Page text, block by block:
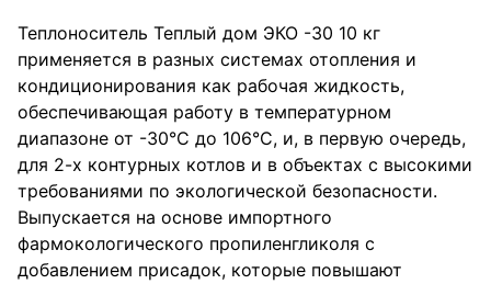
Теплоноситель Теплый дом ЭКО -30 10 кг
применяется в разных системах отопления и
кондиционирования как рабочая жидкость,
обеспечивающая работу в температурном
диапазоне от -30°С до 106°С, и, в первую очередь,
для 2-х контурных котлов и в объектах с высокими
требованиями по экологической безопасности.
Выпускается на основе импортного
фармокологического пропиленгликоля с
добавлением присадок, которые повышают